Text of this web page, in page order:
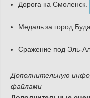
Дорога на Смоленск.
Медаль за город
Сражение под Эль-
Дополнительную
файлами